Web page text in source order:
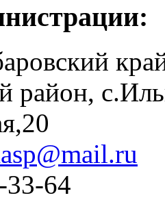
район,
33-64